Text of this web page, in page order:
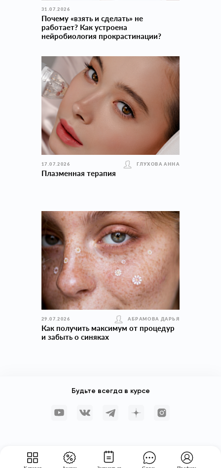
31.07.2026
Почему «взять и сделать» не
работает? Как устроена
нейробиология прокраcтинации?
17.07.2026 ГЛУХОВА АННА
Плазменная терапия
29.07.2026 АБРАМОВА ДАРЬЯ
Как получить максимум от процедур
и забыть о синяках
Будьте всегда в курсе